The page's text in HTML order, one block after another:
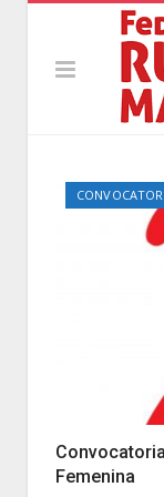
Femenina